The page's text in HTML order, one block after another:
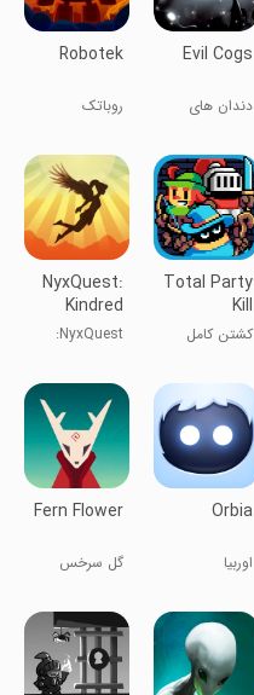
Evil Cogs
دندان های
Robotek
روباتک
Total Party
Kill
کشتن کامل
NyxQuest:
Kindred
Spirits
NyxQuest:
Orbia
اوربیا
Fern Flower
گل سرخس